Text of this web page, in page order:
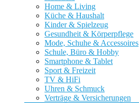
Home & Living
Küche & Haushalt
Kinder & Spielzeug
Gesundheit & Körperpflege
Mode, Schuhe & Accessoires
Schule, Büro & Hobby
Smartphone & Tablet
Sport & Freizeit
TV & HiFi
Uhren & Schmuck
Verträge & Versicherungen